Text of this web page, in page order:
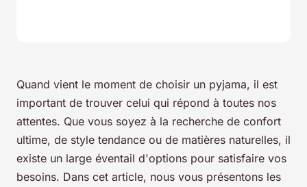
Quand vient le moment de choisir un pyjama, il est
important de trouver celui qui répond à toutes nos
attentes. Que vous soyez à la recherche de confort
ultime, de style tendance ou de matières naturelles, il
existe un large éventail d'options pour satisfaire vos
besoins. Dans cet article, nous vous présentons les